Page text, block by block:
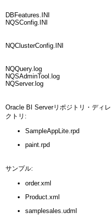
DBFeatures.INI
NQSConfig.INI
NQClusterConfig.INI
NQQuery.log
NQSAdminTool.log
NQServer.log
Oracle BI Serverリポジトリ・ディレ
クトリ:
SampleAppLite.rpd
paint.rpd
サンプル:
order.xml
Product.xml
samplesales.udml